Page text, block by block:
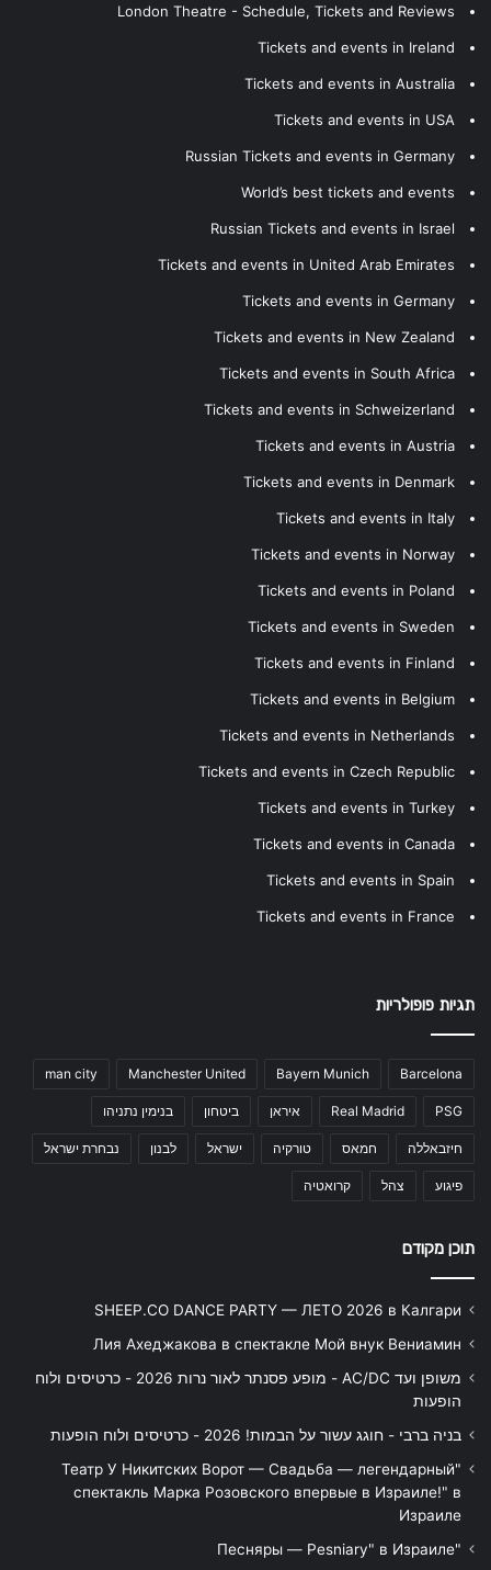
London Theatre - Schedule, Tickets and Reviews
Tickets and events in Ireland
Tickets and events in Australia
Tickets and events in USA
Russian Tickets and events in Germany
World’s best tickets and events
Russian Tickets and events in Israel
Tickets and events in United Arab Emirates
Tickets and events in Germany
Tickets and events in New Zealand
Tickets and events in South Africa
Tickets and events in Schweizerland
Tickets and events in Austria
Tickets and events in Denmark
Tickets and events in Italy
Tickets and events in Norway
Tickets and events in Poland
Tickets and events in Sweden
Tickets and events in Finland
Tickets and events in Belgium
Tickets and events in Netherlands
Tickets and events in Czech Republic
Tickets and events in Turkey
Tickets and events in Canada
Tickets and events in Spain
Tickets and events in France
תגיות פופולריות
Barcelona
Bayern Munich
Manchester United
man city
PSG
Real Madrid איראן ביטחון בנימין נתניהו
חיזבאללה חמאס טורקיה ישראל לבנון נבחרת ישראל
פיגוע צהל קרואטיה
תוכן מקודם
SHEEP.CO DANCE PARTY — ЛЕТО 2026 в Калгари
Лия Ахеджакова в спектакле Мой внук Вениамин
משופן ועד AC/DC - מופע פסנתר לאור נרות 2026 - כרטיסים ולוח
הופעות
בניה ברבי - חוגג עשור על הבמות! 2026 - כרטיסים ולוח הופעות
"Театр У Никитских Ворот — Свадьба — легендарный
спектакль Марка Розовского впервые в Израиле!" в
Израиле
"Песняры — Pesniary" в Израиле